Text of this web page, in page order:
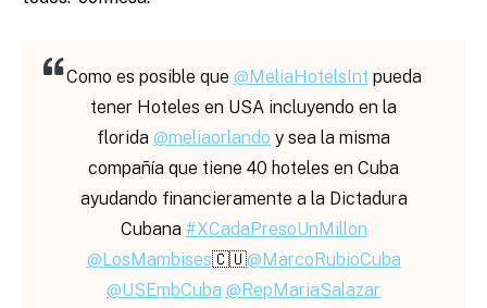
Como es posible que @MeliaHotelsInt pueda
tener Hoteles en USA incluyendo en la
florida @meliaorlando y sea la misma
compañía que tiene 40 hoteles en Cuba
ayudando financieramente a la Dictadura
Cubana #XCadaPresoUnMillon
@LosMambises🇨🇺@MarcoRubioCuba
@USEmbCuba @RepMariaSalazar